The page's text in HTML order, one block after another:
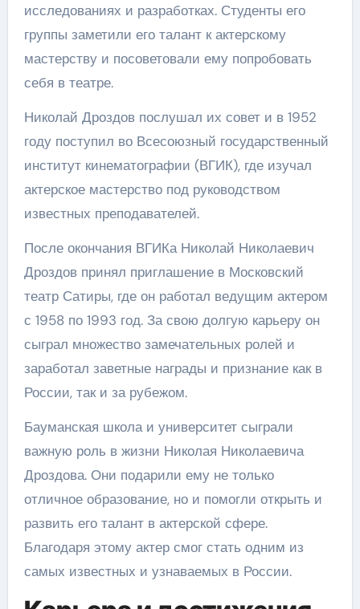
исследованиях и разработках. Студенты его
группы заметили его талант к актерскому
мастерству и посоветовали ему попробовать
себя в театре.
Николай Дроздов послушал их совет и в 1952
году поступил во Всесоюзный государственный
институт кинематографии (ВГИК), где изучал
актерское мастерство под руководством
известных преподавателей.
После окончания ВГИКа Николай Николаевич
Дроздов принял приглашение в Московский
театр Сатиры, где он работал ведущим актером
с 1958 по 1993 год. За свою долгую карьеру он
сыграл множество замечательных ролей и
заработал заветные награды и признание как в
России, так и за рубежом.
Бауманская школа и университет сыграли
важную роль в жизни Николая Николаевича
Дроздова. Они подарили ему не только
отличное образование, но и помогли открыть и
развить его талант в актерской сфере.
Благодаря этому актер смог стать одним из
самых известных и узнаваемых в России.